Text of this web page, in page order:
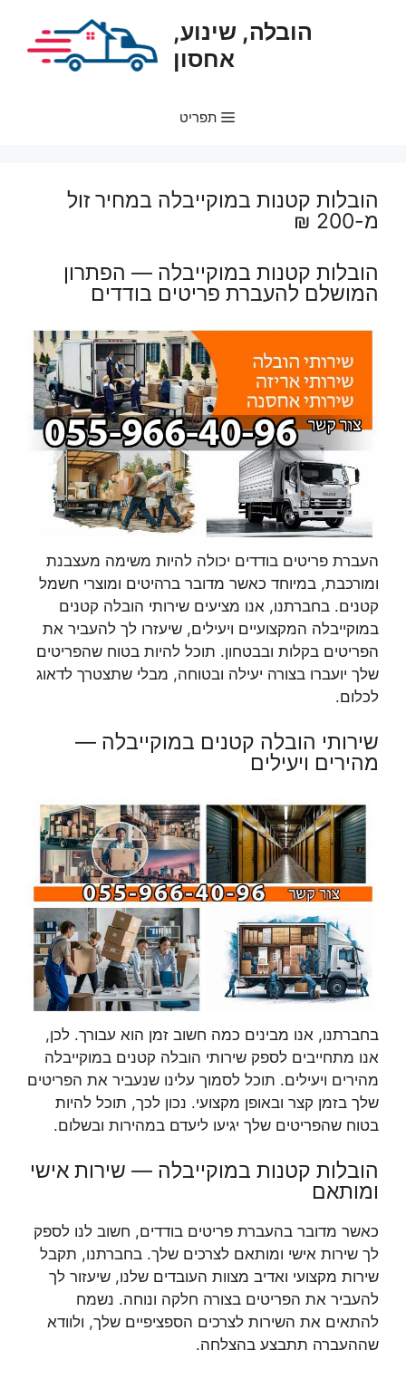
הובלה, שינוע,
אחסון
תפריט
הובלות קטנות במוקייבלה במחיר זול
מ-200 ₪
הובלות קטנות במוקייבלה — הפתרון
המושלם להעברת פריטים בודדים
העברת פריטים בודדים יכולה להיות משימה מעצבנת
ומורכבת, במיוחד כאשר מדובר ברהיטים ומוצרי חשמל
קטנים. בחברתנו, אנו מציעים שירותי הובלה קטנים
במוקייבלה המקצועיים ויעילים, שיעזרו לך להעביר את
הפריטים בקלות ובבטחון. תוכל להיות בטוח שהפריטים
שלך יועברו בצורה יעילה ובטוחה, מבלי שתצטרך לדאוג
לכלום.
שירותי הובלה קטנים במוקייבלה —
מהירים ויעילים
בחברתנו, אנו מבינים כמה חשוב זמן הוא עבורך. לכן,
אנו מתחייבים לספק שירותי הובלה קטנים במוקייבלה
מהירים ויעילים. תוכל לסמוך עלינו שנעביר את הפריטים
שלך בזמן קצר ובאופן מקצועי. נכון לכך, תוכל להיות
בטוח שהפריטים שלך יגיעו ליעדם במהירות ובשלום.
הובלות קטנות במוקייבלה — שירות אישי
ומותאם
כאשר מדובר בהעברת פריטים בודדים, חשוב לנו לספק
לך שירות אישי ומותאם לצרכים שלך. בחברתנו, תקבל
שירות מקצועי ואדיב מצוות העובדים שלנו, שיעזור לך
להעביר את הפריטים בצורה חלקה ונוחה. נשמח
להתאים את השירות לצרכים הספציפיים שלך, ולוודא
שההעברה תתבצע בהצלחה.